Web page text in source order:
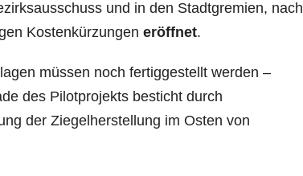
und in den Stadtgremien, nach
Kostenkürzungeneröffnet.
müssen noch fertiggestellt werden –
des Pilotprojekts besticht durch
der Ziegelherstellung im Osten von